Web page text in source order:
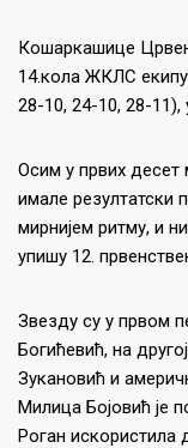
Кошаркашице
14.кола ЖКЛС
28-10, 24-10, 28-11),
Осим у првих десет
имале резултатски
мирнијем ритму, и
упишу 12.
Звезду су у првом
Богићевић, на
Зукановић и
Милица Бојовић је
Роган искористила